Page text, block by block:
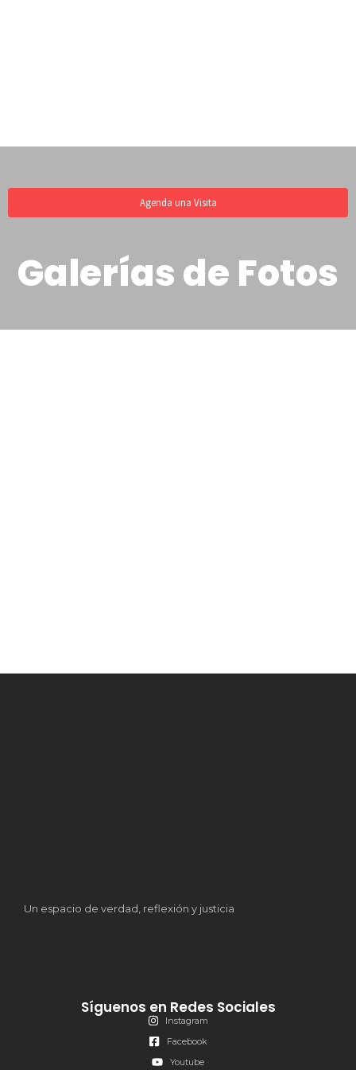
Agenda una Visita
Galerías de Fotos
Un espacio de verdad, reflexión y justicia
Síguenos en Redes Sociales
Instagram
Facebook
Youtube